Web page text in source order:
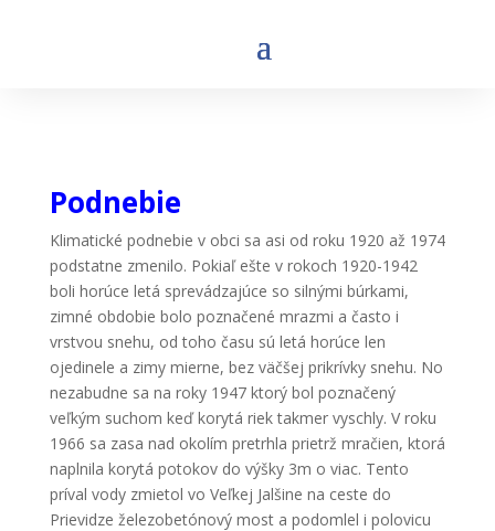
Podnebie
Klimatické podnebie v obci sa asi od roku 1920 až 1974
podstatne zmenilo. Pokiaľ ešte v rokoch 1920-1942
boli horúce letá sprevádzajúce so silnými búrkami,
zimné obdobie bolo poznačené mrazmi a často i
vrstvou snehu, od toho času sú letá horúce len
ojedinele a zimy mierne, bez väčšej prikrívky snehu. No
nezabudne sa na roky 1947 ktorý bol poznačený
veľkým suchom keď korytá riek takmer vyschly. V roku
1966 sa zasa nad okolím pretrhla prietrž mračien, ktorá
naplnila korytá potokov do výšky 3m o viac. Tento
príval vody zmietol vo Veľkej Jalšine na ceste do
Prievidze železobetónový most a podomlel i polovicu